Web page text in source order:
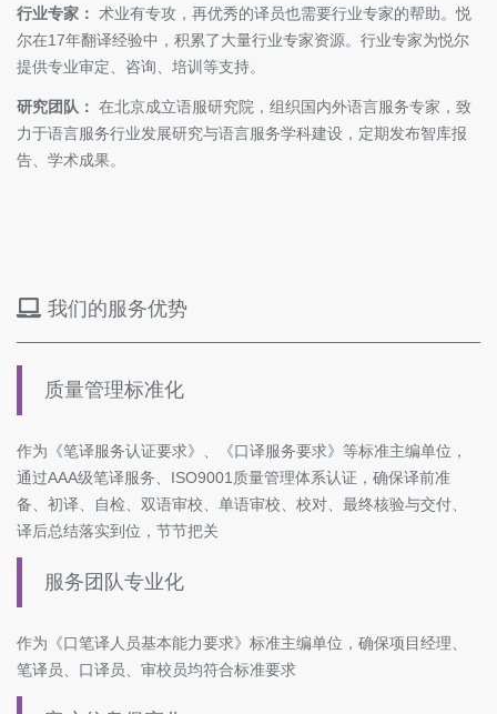
行业专家： 术业有专攻，再优秀的译员也需要行业专家的帮助。悦
尔在17年翻译经验中，积累了大量行业专家资源。行业专家为悦尔
提供专业审定、咨询、培训等支持。
研究团队： 在北京成立语服研究院，组织国内外语言服务专家，致
力于语言服务行业发展研究与语言服务学科建设，定期发布智库报
告、学术成果。
我们的服务优势
质量管理标准化
作为《笔译服务认证要求》、《口译服务要求》等标准主编单位，
通过AAA级笔译服务、ISO9001质量管理体系认证，确保译前准
备、初译、自检、双语审校、单语审校、校对、最终核验与交付、
译后总结落实到位，节节把关
服务团队专业化
作为《口笔译人员基本能力要求》标准主编单位，确保项目经理、
笔译员、口译员、审校员均符合标准要求